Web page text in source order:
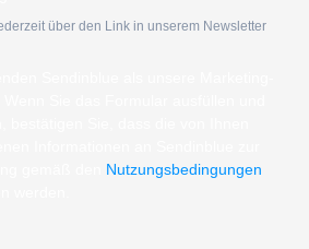
über den Link in unserem Newsletter
Nutzungsbedingungen